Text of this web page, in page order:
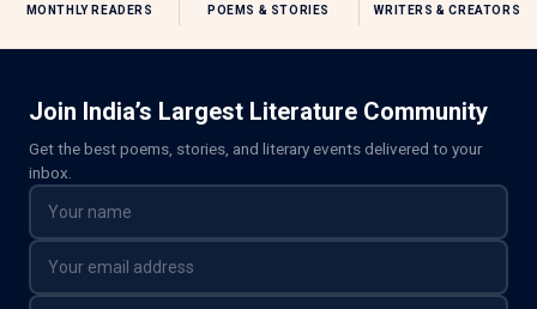
MONTHLY READERS POEMS & STORIES WRITERS & CREATORS
Join India’s Largest Literature Community
Get the best poems, stories, and literary events delivered to your
inbox.